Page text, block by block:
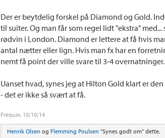
Der er beytdelig forskel på Diamond og Gold.
til suiter. Og man får som regel lidt "ekstra"
rødvin i London. Diamond er lettere at få hvis
antal nætter eller lign. Hvis man fx har en
nemt få point der ville svare til 3-4 overnatninger.
Uanset hvad, synes jeg at Hilton Gold klart er
- det er ikke så svært at få.
Frequie, 10/10/14
Henrik Olsen og Flemming Poulsen "Synes godt om" dette.